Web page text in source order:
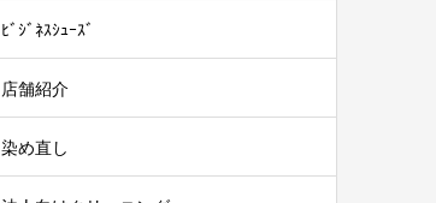
ﾋﾞｼﾞﾈｽｼｭｰｽﾞ
店舗紹介
染め直し